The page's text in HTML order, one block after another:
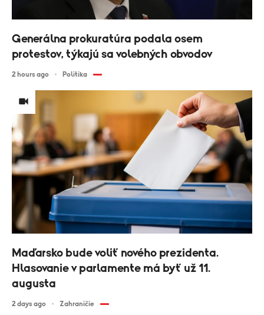
Generálna prokuratúra podala osem
protestov, týkajú sa volebných obvodov
2 hours ago Politika
Maďarsko bude voliť nového prezidenta.
Hlasovanie v parlamente má byť už 11.
augusta
2 days ago Zahraničie